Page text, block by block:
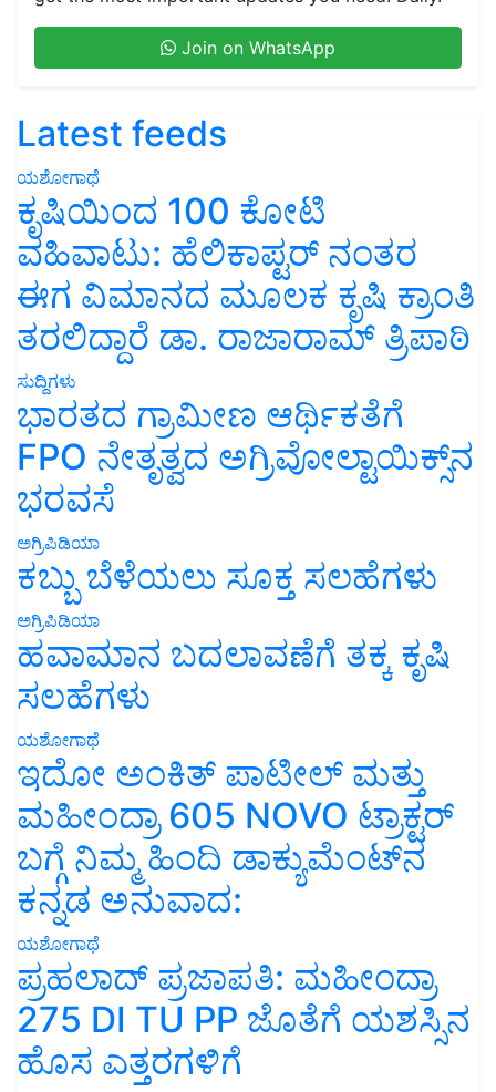
Join on WhatsApp
Latest feeds
ಯಶೋಗಾಥೆ
ಕೃಷಿಯಿಂದ 100 ಕೋಟಿ
ವಹಿವಾಟು: ಹೆಲಿಕಾಪ್ಟರ್ ನಂತರ
ಈಗ ವಿಮಾನದ ಮೂಲಕ ಕೃಷಿ ಕ್ರಾಂತಿ
ತರಲಿದ್ದಾರೆ ಡಾ. ರಾಜಾರಾಮ್ ತ್ರಿಪಾಠಿ
ಸುದ್ದಿಗಳು
ಭಾರತದ ಗ್ರಾಮೀಣ ಆರ್ಥಿಕತೆಗೆ
FPO ನೇತೃತ್ವದ ಅಗ್ರಿವೋಲ್ಟಾಯಿಕ್ಸ್‌ನ
ಭರವಸೆ
ಅಗ್ರಿಪಿಡಿಯಾ
ಕಬ್ಬು ಬೆಳೆಯಲು ಸೂಕ್ತ ಸಲಹೆಗಳು
ಅಗ್ರಿಪಿಡಿಯಾ
ಹವಾಮಾನ ಬದಲಾವಣೆಗೆ ತಕ್ಕ ಕೃಷಿ
ಸಲಹೆಗಳು
ಯಶೋಗಾಥೆ
ಇದೋ ಅಂಕಿತ್ ಪಾಟೀಲ್ ಮತ್ತು
ಮಹೀಂದ್ರಾ 605 NOVO ಟ್ರಾಕ್ಟರ್
ಬಗ್ಗೆ ನಿಮ್ಮ ಹಿಂದಿ ಡಾಕ್ಯುಮೆಂಟ್‌ನ
ಕನ್ನಡ ಅನುವಾದ:
ಯಶೋಗಾಥೆ
ಪ್ರಹಲಾದ್ ಪ್ರಜಾಪತಿ: ಮಹೀಂದ್ರಾ
275 DI TU PP ಜೊತೆಗೆ ಯಶಸ್ಸಿನ
ಹೊಸ ಎತ್ತರಗಳಿಗೆ